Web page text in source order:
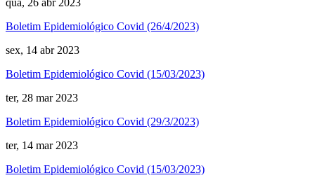
qua, 26 abr 2023
Boletim Epidemiológico Covid (26/4/2023)
sex, 14 abr 2023
Boletim Epidemiológico Covid (15/03/2023)
ter, 28 mar 2023
Boletim Epidemiológico Covid (29/3/2023)
ter, 14 mar 2023
Boletim Epidemiológico Covid (15/03/2023)